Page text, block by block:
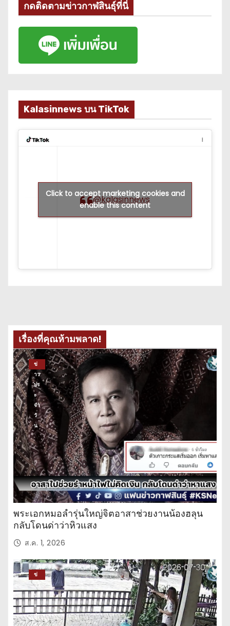
กดติดตามข่าวกาฬสินธุ์ที่นี่
Kalasinnews บน TikTok
@kalasinnews
Click to accept marketing cookies and
enable this content
เรื่องที่คุณห้ามพลาด!
ข่
าว
ปร
ะ
จำ
วั
น
พระเอกหมอลำรุ่นใหญ่จิตอาสาช่วยงานน้องฮลุน
กลับโดนด่าว่าหิวแสง
ส.ค. 1, 2026
ข่
าว
ปร
ะ
จำ